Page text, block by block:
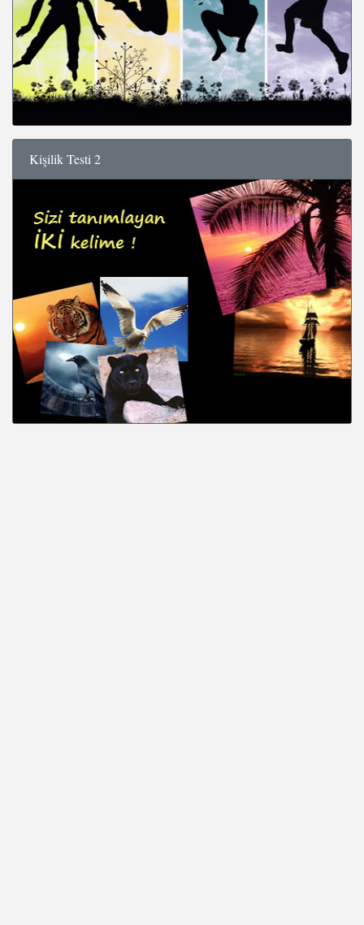
Kişilik Testi 2